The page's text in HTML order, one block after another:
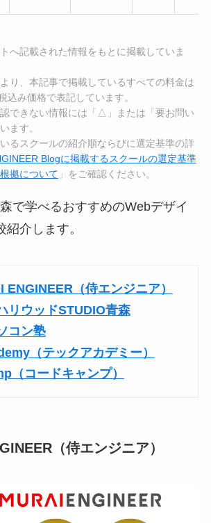
へ記載された情報をもとに掲載していま
り、本記事で掲載しているすべての料金は
込み価格で表記しています。
認できない情報には「△」または「要お問い
ます。
るスクールの紹介順ならびに選定基準の詳
Blogに掲載するスクールの選定基準
拠について 」をご確認ください。
で学べるおすすめのWebデザイ
介します。
ENGINEER（侍エンジニア）
リウッドSTUDIO青森
コン塾
（テックアカデミー）
（コードキャンプ）
（侍エンジニア）